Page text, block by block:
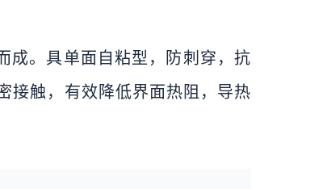
成。具单面自粘型，防刺穿，抗
接触，有效降低界面热阻，导热